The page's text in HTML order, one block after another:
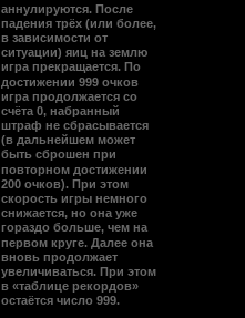
аннулируются. После
падения трёх (или более,
в зависимости от
ситуации) яиц на землю
игра прекращается. По
достижении 999 очков
игра продолжается со
счёта 0, набранный
штраф не сбрасывается
(в дальнейшем может
быть сброшен при
повторном достижении
200 очков). При этом
скорость игры немного
снижается, но она уже
гораздо больше, чем на
первом круге. Далее она
вновь продолжает
увеличиваться. При этом
в «таблице рекордов»
остаётся число 999.